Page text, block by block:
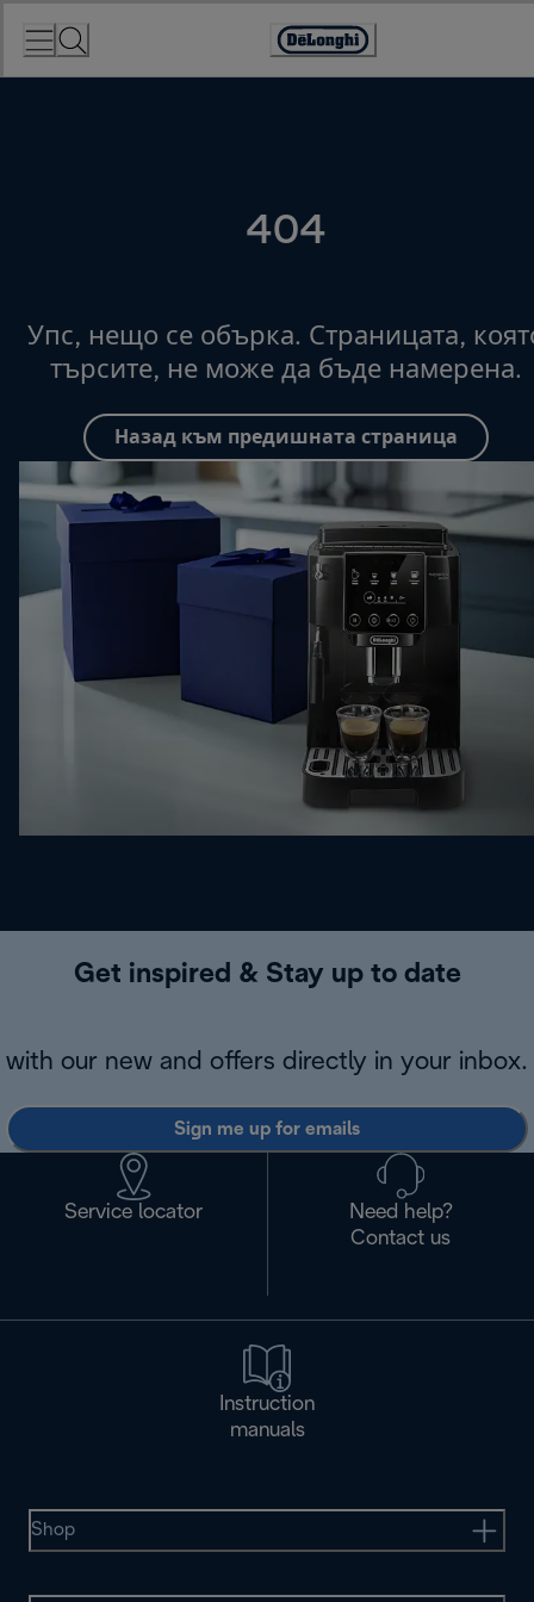
Accessibility
Statement
404
Упс, нещо се обърка. Страницата,
търсите, не може да бъде намерена.
Назад към предишната страница
Get inspired & Stay up to date
with our new and offers directly in your inbox.
Sign me up for emails
Service locator
Need help?
Contact us
Instruction
manuals
Shop